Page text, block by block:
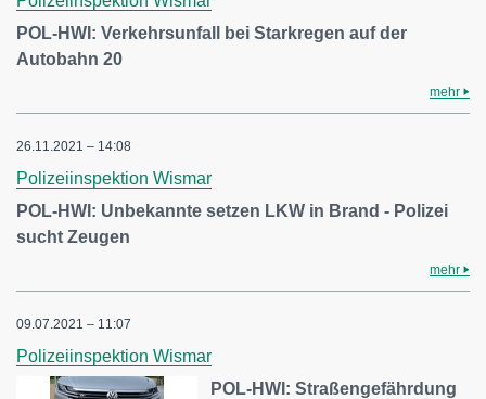
POL-HWI: Verkehrsunfall bei Starkregen auf der
Autobahn 20
mehr
26.11.2021 – 14:08
Polizeiinspektion Wismar
POL-HWI: Unbekannte setzen LKW in Brand - Polizei
sucht Zeugen
mehr
09.07.2021 – 11:07
Polizeiinspektion Wismar
POL-HWI: Straßengefährdung